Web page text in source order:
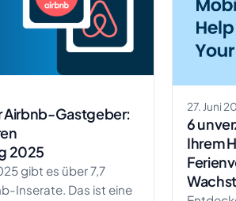
Airbnb-Gastgeber:
2025
gibt es über 7,7
Inserate. Das ist eine
27. Juni
6
Ihrem